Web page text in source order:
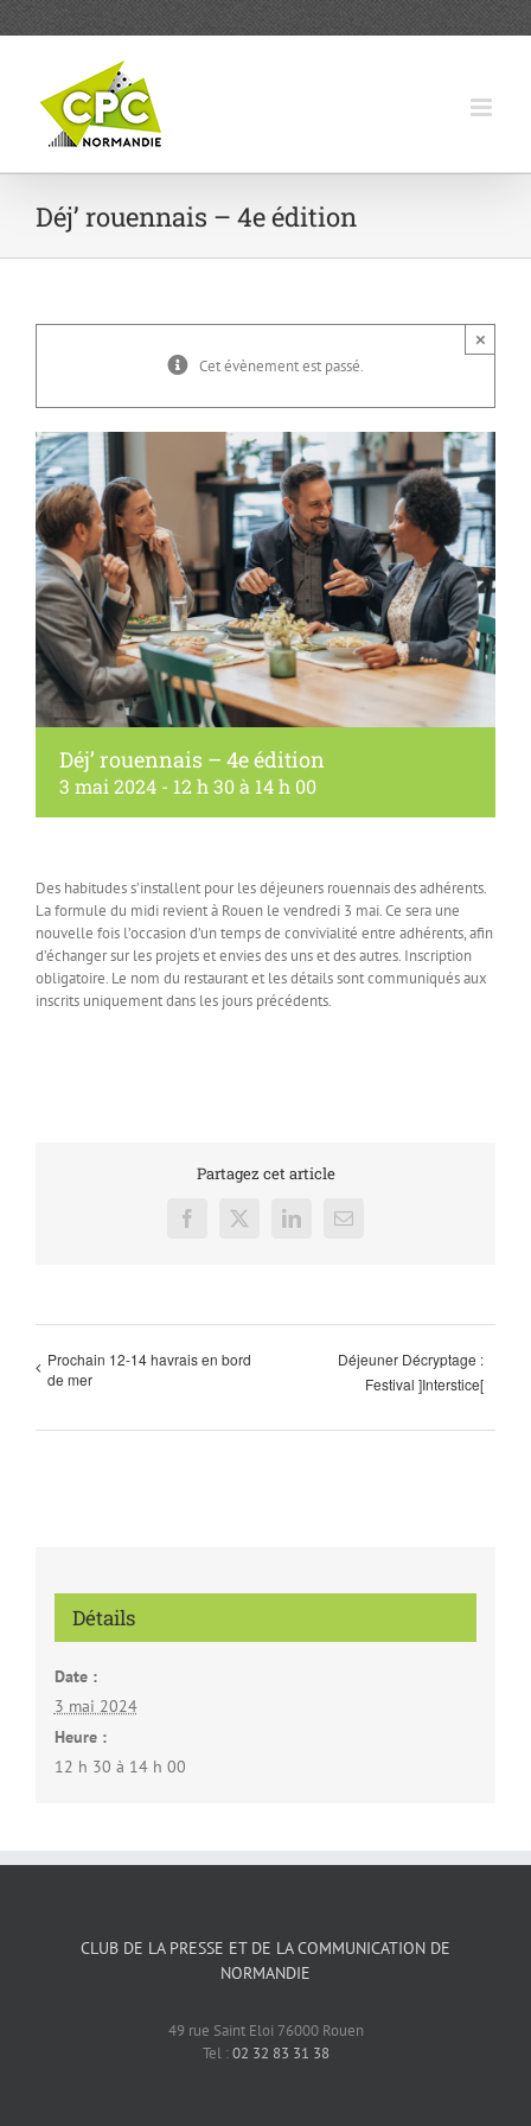
Déj’ rouennais – 4e édition
Cet évènement est passé.
×
Déj’ rouennais – 4e édition
3 mai 2024 - 12 h 30à 14 h 00
Des habitudes s’installent pour les déjeuners rouennais des adhérents.
La formule du midi revient à Rouen le vendredi 3 mai. Ce sera une
nouvelle fois l’occasion d’un temps de convivialité entre adhérents, afin
d’échanger sur les projets et envies des uns et des autres. Inscription
obligatoire. Le nom du restaurant et les détails sont communiqués aux
inscrits uniquement dans les jours précédents.
Partagez cet article
Facebook
X LinkedInEmail
Prochain 12-14 havrais en bord
de mer
Déjeuner Décryptage :
Festival ]Interstice[
Détails
Date :
3 mai 2024
Heure :
12 h 30 à 14 h 00
CLUB DE LA PRESSE ET DE LA COMMUNICATION DE
NORMANDIE
49 rue Saint Eloi 76000 Rouen
Tel :02 32 83 31 38